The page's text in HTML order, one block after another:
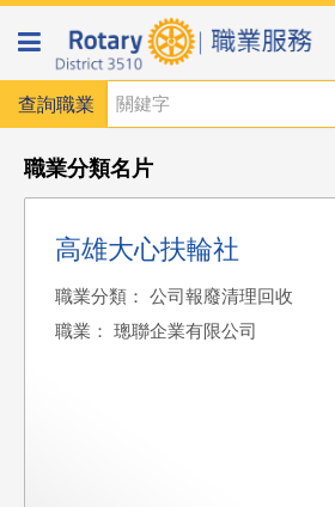
查詢職業
職業分類名片
高雄大心扶輪社
職業分類： 公司報廢清理回收
職業： 璁聯企業有限公司